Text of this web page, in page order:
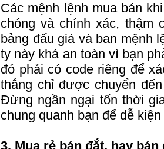
Các mệnh lệnh mua bán
chóng và chính xác, thậm
bảng đấu giá và ban mệnh
ty này khá an toàn vì bạn
đó phải có code riêng để
thắng chỉ được chuyển
Đừng ngần ngại tốn thời
chung quanh bạn để dễ
3. Mua rẻ bán đắt, hay